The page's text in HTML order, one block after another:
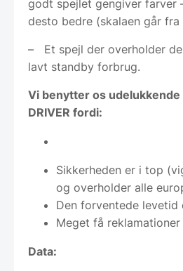
godt spejlet gengiver farver
desto bedre (skalaen går fra
– Et spejl der overholder
lavt standby forbrug.
Vi benytter os udelukkende
DRIVER fordi:
Sikkerheden er i top
og overholder alle
Den forventede levetid
Meget få reklamationer
Data: